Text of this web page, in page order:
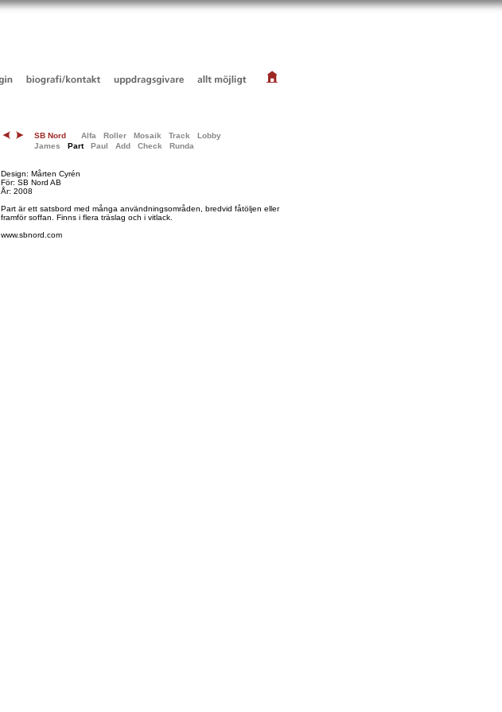
SB Nord Alfa Roller Mosaik Track
Lobby
James
Part Paul Add Check Runda
Design: Mårten Cyrén
För: SB Nord AB
År: 2008
Part är ett satsbord med många användningsområden, bredvid fåtöljen eller
framför soffan. Finns i flera träslag och i vitlack.
www.sbnord.com